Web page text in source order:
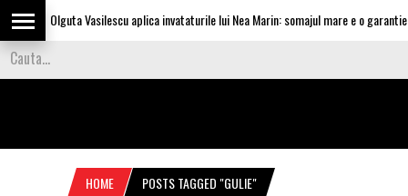
Olguta Vasilescu aplica invataturile lui Nea Marin: somajul mare e o garantie
HOME POSTS TAGGED "GULIE"